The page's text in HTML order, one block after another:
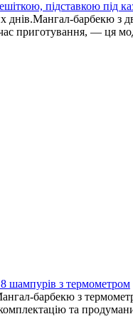
підставкою під
днів.Мангал-барбекю
приготування, — ця
шампурів з термометром
барбекю з
та